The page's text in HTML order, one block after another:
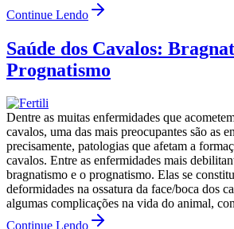
Continue Lendo
Saúde dos Cavalos:
Prognatismo
Dentre as muitas enfermidades que
cavalos, uma das mais preocupantes são as
precisamente, patologias que afetam a
cavalos. Entre as enfermidades mais
bragnatismo e o prognatismo. Elas se
deformidades na ossatura da face/boca dos
algumas complicações na vida do animal,
Continue Lendo